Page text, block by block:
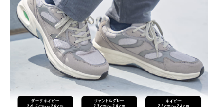
好きが集まる 比べて選べる
ビジネスと働き方のヒント
AI活用のいまが分かる
企業ITのトレンドを詳説
経営リーダーのコミュニティ